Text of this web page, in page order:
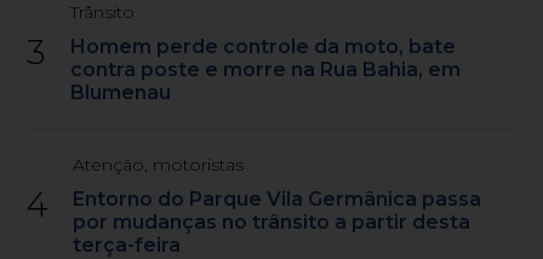
3
Trânsito
Homem perde controle da moto, bate
contra poste e morre na Rua Bahia, em
Blumenau
4
Atenção, motoristas
Entorno do Parque Vila Germânica passa
por mudanças no trânsito a partir desta
terça-feira